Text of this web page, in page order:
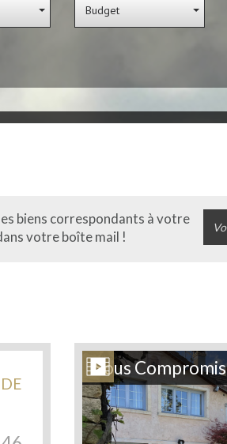
Budget
biens correspondants à votre
votre boîte mail !
Sous Compromis